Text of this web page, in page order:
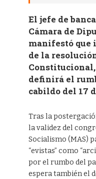
El jefe de
Cámara de
manifestó que
de la
definirá el
cabildo del 17
Tras la
la validez del
Socialismo (MAS)
“evistas” como
por el rumbo del
espera también el